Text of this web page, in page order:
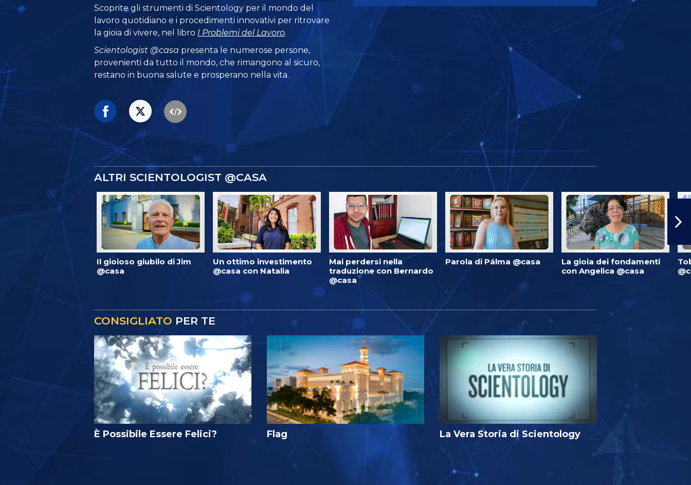
Scoprite gli strumenti di Scientology per il mondo del
lavoro quotidiano e i procedimenti innovativi per ritrovare
la gioia di vivere, nel libro I Problemi del Lavoro.
Scientologist @casa presenta le numerose persone,
provenienti da tutto il mondo, che rimangono al sicuro,
restano in buona salute e prosperano nella vita.
ALTRI SCIENTOLOGIST @CASA
Il gioioso giubilo di Jim
@casa
Un ottimo investimento
@casa con Natalia
Mai perdersi nella
traduzione con Bernardo
@casa
Parola di Pálma @casa
La gioia dei fondamenti
con Angelica @casa
CONSIGLIATO PER TE
È Possibile Essere Felici? Flag La Vera Storia di Scientology